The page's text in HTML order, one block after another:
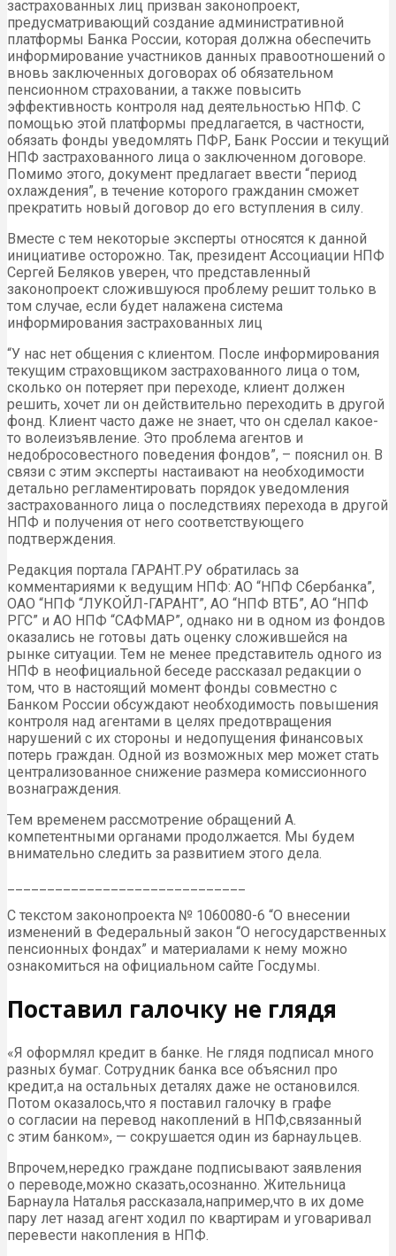
застрахованных лиц призван законопроект,
предусматривающий создание административной
платформы Банка России, которая должна обеспечить
информирование участников данных правоотношений о
вновь заключенных договорах об обязательном
пенсионном страховании, а также повысить
эффективность контроля над деятельностью НПФ. С
помощью этой платформы предлагается, в частности,
обязать фонды уведомлять ПФР, Банк России и текущий
НПФ застрахованного лица о заключенном договоре.
Помимо этого, документ предлагает ввести “период
охлаждения”, в течение которого гражданин сможет
прекратить новый договор до его вступления в силу.
Вместе с тем некоторые эксперты относятся к данной
инициативе осторожно. Так, президент Ассоциации НПФ
Сергей Беляков уверен, что представленный
законопроект сложившуюся проблему решит только в
том случае, если будет налажена система
информирования застрахованных лиц
“У нас нет общения с клиентом. После информирования
текущим страховщиком застрахованного лица о том,
сколько он потеряет при переходе, клиент должен
решить, хочет ли он действительно переходить в другой
фонд. Клиент часто даже не знает, что он сделал какое-
то волеизъявление. Это проблема агентов и
недобросовестного поведения фондов”, – пояснил он. В
связи с этим эксперты настаивают на необходимости
детально регламентировать порядок уведомления
застрахованного лица о последствиях перехода в другой
НПФ и получения от него соответствующего
подтверждения.
Редакция портала ГАРАНТ.РУ обратилась за
комментариями к ведущим НПФ: АО “НПФ Сбербанка”,
ОАО “НПФ “ЛУКОЙЛ-ГАРАНТ”, АО “НПФ ВТБ”, АО “НПФ
РГС” и АО НПФ “САФМАР”, однако ни в одном из фондов
оказались не готовы дать оценку сложившейся на
рынке ситуации. Тем не менее представитель одного из
НПФ в неофициальной беседе рассказал редакции о
том, что в настоящий момент фонды совместно с
Банком России обсуждают необходимость повышения
контроля над агентами в целях предотвращения
нарушений с их стороны и недопущения финансовых
потерь граждан. Одной из возможных мер может стать
централизованное снижение размера комиссионного
вознаграждения.
Тем временем рассмотрение обращений А.
компетентными органами продолжается. Мы будем
внимательно следить за развитием этого дела.
С текстом законопроекта № 1060080-6 “О внесении
изменений в Федеральный закон “О негосударственных
пенсионных фондах” и материалами к нему можно
ознакомиться на официальном сайте Госдумы.
Поставил галочку не глядя
«Я оформлял кредит в банке. Не глядя подписал много
разных бумаг. Сотрудник банка все объяснил про
кредит,а на остальных деталях даже не остановился.
Потом оказалось,что я поставил галочку в графе
о согласии на перевод накоплений в НПФ,связанный
с этим банком», — сокрушается один из барнаульцев.
Впрочем,нередко граждане подписывают заявления
о переводе,можно сказать,осознанно. Жительница
Барнаула Наталья рассказала,например,что в их доме
пару лет назад агент ходил по квартирам и уговаривал
перевести накопления в НПФ.